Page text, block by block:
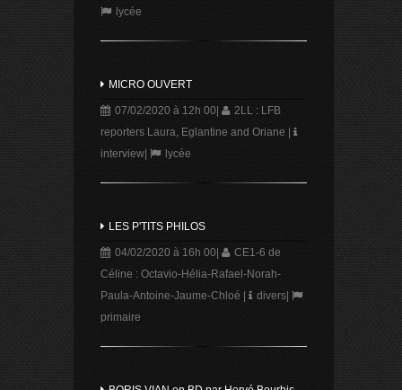
lycée
MICRO OUVERT
07/02/2020 à 12h 00|
2LL : LFB
reporters Laura, Eglantine and Oriane
interview| lycée
LES P'TITS PHILOS
04/02/2020 à 16h 00|
CE1-6 de
Céline : Octavio-Hélia-Rafael-Norah-
Paula-Antoine-Jaume-Chloé
divers|
primaire